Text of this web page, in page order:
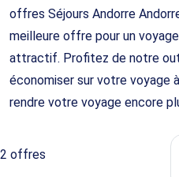
offres Séjours Andorre
meilleure offre pour un
attractif. Profitez de notre
économiser sur votre voyage
rendre votre voyage encore
2 offres